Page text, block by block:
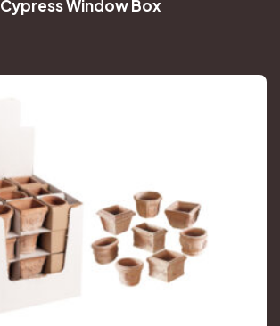
Cypress Window Box